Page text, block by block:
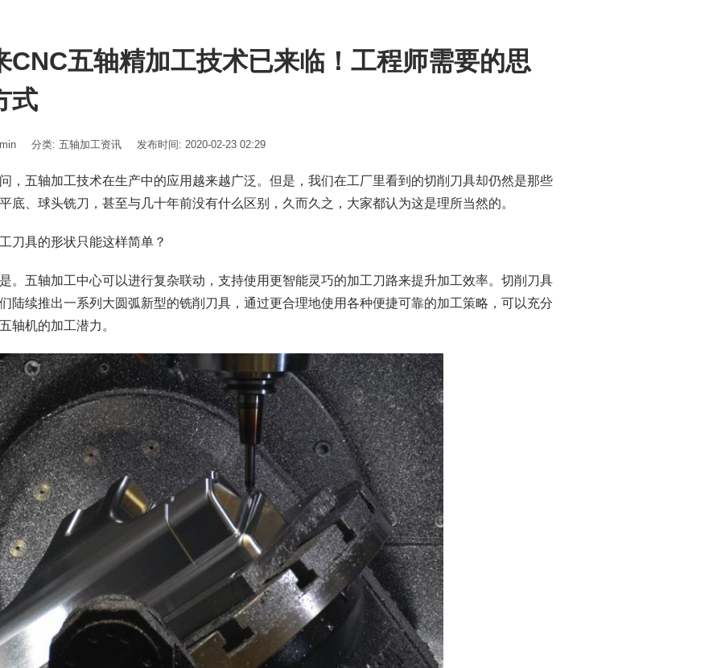
CNC五轴精加工技术已来临！工程师需要的思
式
分类: 五轴加工资讯 发布时间: 2020-02-23 02:29
，五轴加工技术在生产中的应用越来越广泛。但是，我们在工厂里看到的切削刀具却仍然是那些
底、球头铣刀，甚至与几十年前没有什么区别，久而久之，大家都认为这是理所当然的。
刀具的形状只能这样简单？
。五轴加工中心可以进行复杂联动，支持使用更智能灵巧的加工刀路来提升加工效率。切削刀具
陆续推出一系列大圆弧新型的铣削刀具，通过更合理地使用各种便捷可靠的加工策略，可以充分
轴机的加工潜力。